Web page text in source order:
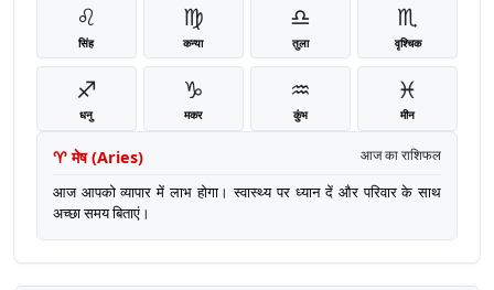
♌
सिंह
♍
कन्या
♎
तुला
♏
वृश्चिक
♐
धनु
♑
मकर
♒
कुंभ
♓
मीन
♈ मेष(Aries) आज का राशिफल
आज आपको व्यापार में लाभ होगा। स्वास्थ्य पर ध्यान दें और परिवार के साथ
अच्छा समय बिताएं।